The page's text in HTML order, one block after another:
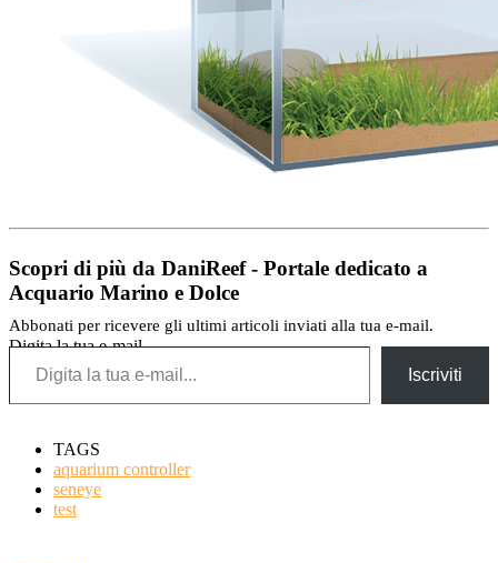
Scopri di più da DaniReef - Portale dedicato a
Acquario Marino e Dolce
Abbonati per ricevere gli ultimi articoli inviati alla tua e-mail.
Digita la tua e-mail...
Iscriviti
TAGS
aquarium controller
seneye
test